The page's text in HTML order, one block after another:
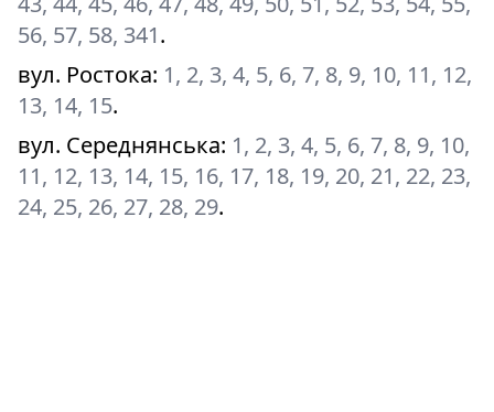
56, 57, 58, 341.
вул. Ростока: 1, 2, 3, 4, 5, 6, 7, 8, 9, 10, 11, 12,
13, 14, 15.
вул. Середнянська: 1, 2, 3, 4, 5, 6, 7, 8, 9, 10,
11, 12, 13, 14, 15, 16, 17, 18, 19, 20, 21, 22, 23,
24, 25, 26, 27, 28, 29.